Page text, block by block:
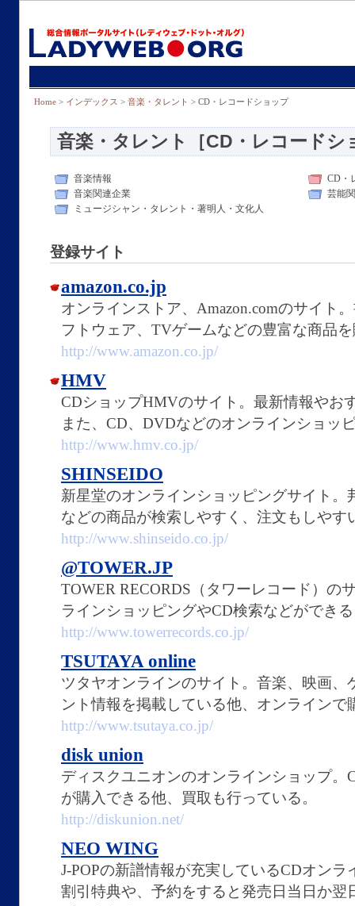
Home > インデックス > 音楽・タレント > CD・レコードショップ
音楽・タレント［CD・レコードシ
音楽情報
CD・
音楽関連企業
芸能
ミュージシャン・タレント・著明人・文化人
登録サイト
amazon.co.jp
オンラインストア、Amazon.comのサイト
フトウェア、TVゲームなどの豊富な商品
http://www.amazon.co.jp/
HMV
CDショップHMVのサイト。最新情報やお
また、CD、DVDなどのオンラインショッ
http://www.hmv.co.jp/
SHINSEIDO
新星堂のオンラインショッピングサイト
などの商品が検索しやすく、注文もしやす
http://www.shinseido.co.jp/
@TOWER.JP
TOWER RECORDS（タワーレコード）の
ラインショッピングやCD検索などができ
http://www.towerrecords.co.jp/
TSUTAYA online
ツタヤオンラインのサイト。音楽、映画
ント情報を掲載している他、オンラインで
http://www.tsutaya.co.jp/
disk union
ディスクユニオンのオンラインショップ
が購入できる他、買取も行っている。
http://diskunion.net/
NEO WING
J-POPの新譜情報が充実しているCDオン
割引特典や、予約をすると発売日当日か翌